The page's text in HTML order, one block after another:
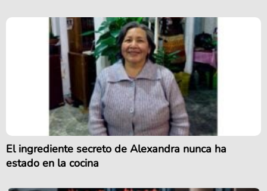
El ingrediente secreto de Alexandra nunca ha
estado en la cocina